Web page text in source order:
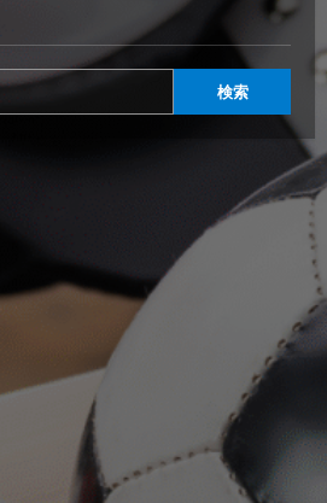
検索